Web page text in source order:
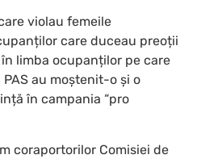
violau femeile
care duceau preoții
limba ocupanților pe care
au moștenit-o și o
în campania “pro
coraportorilor Comisiei de